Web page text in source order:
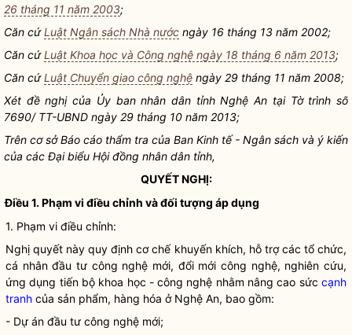
26 tháng 11 năm 2003;
Căn cứLuật Ngân sách Nhà nước ngày 16 tháng 13 năm 2002;
Căn cứLuật Khoa học và Công nghệ ngày 18 tháng 6 năm 2013;
Căn cứLuật Chuyển giao công nghệ ngày 29 tháng 11 năm 2008;
Xét đề nghị của Ủy bannhân dân tỉnh Nghệ An tại Tờ trình số
7690/ TT-UBND ngày 29 tháng 10 năm 2013;
Trên cơ sở Báo cáo thẩm tra của Ban Kinh tế - Ngân sách và ý kiến
của các Đại biểu Hội đồng nhân dân tỉnh,
QUYẾT NGHỊ:
Điều 1. Phạm vi điều chỉnh và đối tượng áp dụng
1. Phạm vi điều chỉnh:
Nghị quyết này quy định cơ chế khuyến khích, hỗ trợ các tổ chức,
cá nhân đầu tư công nghệ mới, đổi mớicông nghệ, nghiên cứu,
ứng dụng tiến bộ khoa học -công nghệ nhằm nâng cao sứccạnh
tranh của sản phẩm, hàng hóa ở Nghệ An, bao gồm:
- Dự án đầu tư công nghệ mới;